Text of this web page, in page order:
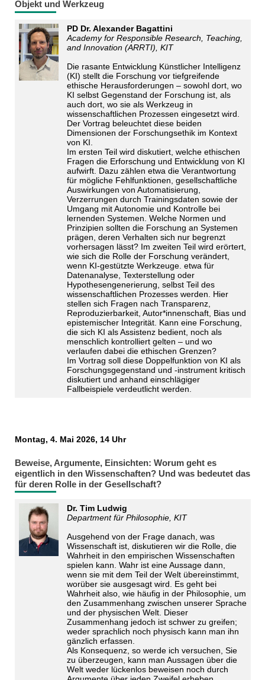
Objekt und Werkzeug
PD Dr. Alexander Bagattini
Academy for Responsible Research, Teaching,
and Innovation (ARRTI), KIT
Die rasante Entwicklung Künstlicher Intelligenz
(KI) stellt die Forschung vor tiefgreifende
ethische Herausforderungen – sowohl dort, wo
KI selbst Gegenstand der Forschung ist, als
auch dort, wo sie als Werkzeug in
wissenschaftlichen Prozessen eingesetzt wird.
Der Vortrag beleuchtet diese beiden
Dimensionen der Forschungsethik im Kontext
von KI.
Im ersten Teil wird diskutiert, welche ethischen
Fragen die Erforschung und Entwicklung von KI
aufwirft. Dazu zählen etwa die Verantwortung
für mögliche Fehlfunktionen, gesellschaftliche
Auswirkungen von Automatisierung,
Verzerrungen durch Trainingsdaten sowie der
Umgang mit Autonomie und Kontrolle bei
lernenden Systemen. Welche Normen und
Prinzipien sollten die Forschung an Systemen
prägen, deren Verhalten sich nur begrenzt
vorhersagen lässt? Im zweiten Teil wird erörtert,
wie sich die Rolle der Forschung verändert,
wenn KI-gestützte Werkzeuge. etwa für
Datenanalyse, Texterstellung oder
Hypothesengenerierung, selbst Teil des
wissenschaftlichen Prozesses werden. Hier
stellen sich Fragen nach Transparenz,
Reproduzierbarkeit, Autor*innenschaft, Bias und
epistemischer Integrität. Kann eine Forschung,
die sich KI als Assistenz bedient, noch als
menschlich kontrolliert gelten – und wo
verlaufen dabei die ethischen Grenzen?
Im Vortrag soll diese Doppelfunktion von KI als
Forschungsgegenstand und -instrument kritisch
diskutiert und anhand einschlägiger
Fallbeispiele verdeutlicht werden.
Montag, 4. Mai 2026, 14 Uhr
Beweise, Argumente, Einsichten: Worum geht es
eigentlich in den Wissenschaften? Und was bedeutet das
für deren Rolle in der Gesellschaft?
Dr. Tim Ludwig
Department für Philosophie, KIT
Ausgehend von der Frage danach, was
Wissenschaft ist, diskutieren wir die Rolle, die
Wahrheit in den empirischen Wissenschaften
spielen kann. Wahr ist eine Aussage dann,
wenn sie mit dem Teil der Welt übereinstimmt,
worüber sie ausgesagt wird. Es geht bei
Wahrheit also, wie häufig in der Philosophie, um
den Zusammenhang zwischen unserer Sprache
und der physischen Welt. Dieser
Zusammenhang jedoch ist schwer zu greifen;
weder sprachlich noch physisch kann man ihn
gänzlich erfassen.
Als Konsequenz, so werde ich versuchen, Sie
zu überzeugen, kann man Aussagen über die
Welt weder lückenlos beweisen noch durch